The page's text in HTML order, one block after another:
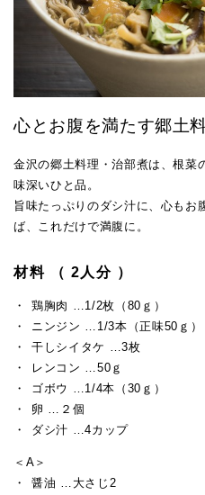
心とお腹を満たす郷土
金沢の郷土料理・治部煮は、根菜
味深いひと品。
旨味たっぷりのダシ汁に、心もお
ば、これだけで満腹に。
材料 （ 2人分 ）
鶏胸肉 …1/2枚（80ｇ）
ニンジン …1/3本（正味50ｇ）
干しシイタケ …3枚
レンコン …50ｇ
ゴボウ …1/4本（30ｇ）
卵 …２個
ダシ汁 …4カップ
＜A＞
醤油 …大さじ2